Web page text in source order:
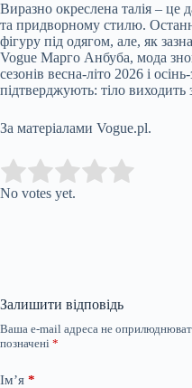
Виразно окреслена талія –
та придворному стилю.
фігуру під одягом, але, як
Vogue Марго Анбуба, мода
сезонів весна-літо 2026 і
підтверджують: тіло виходить з
За матеріалами Vogue.pl.
Rate this item:
No votes yet.
Залишити відповідь
Ваша e-mail адреса не
позначені *
Ім’я *